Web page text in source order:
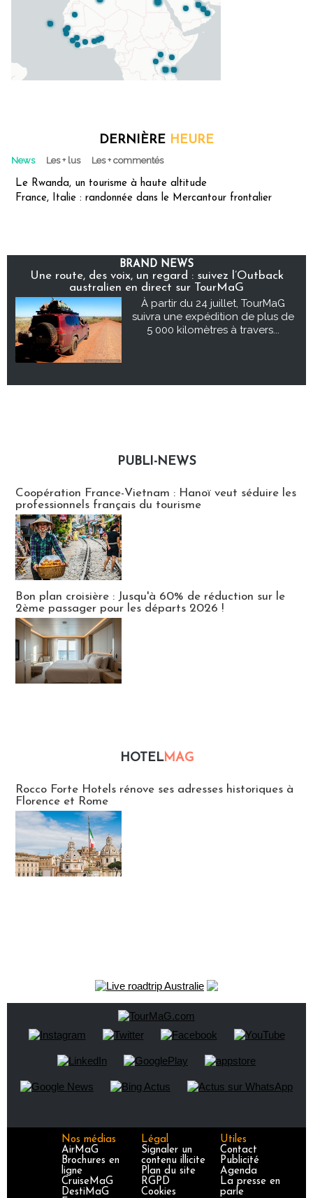
DERNIÈRE HEURE
News Les + lus Les + commentés
Le Rwanda, un tourisme à haute altitude
France, Italie : randonnée dans le Mercantour frontalier
BRAND NEWS
Une route, des voix, un regard : suivez l’Outback
australien en direct sur TourMaG
À partir du 24 juillet, TourMaG
suivra une expédition de plus de
5 000 kilomètres à travers...
PUBLI-NEWS
Coopération France-Vietnam : Hanoï veut séduire les
professionnels français du tourisme
Bon plan croisière : Jusqu'à 60% de réduction sur le
2ème passager pour les départs 2026 !
HOTELMAG
Rocco Forte Hotels rénove ses adresses historiques à
Florence et Rome
Nos médias
AirMaG
Brochures en
ligne
CruiseMaG
DestiMaG
Légal
Signaler un
contenu illicite
Plan du site
RGPD
Cookies
Utiles
Contact
Publicité
Agenda
La presse en
parle